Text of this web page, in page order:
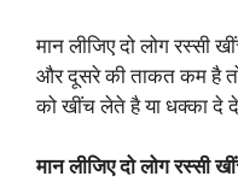
मान लीजिए दो लोग रस्सी
और दूसरे की ताकत कम है
को खींच लेते है या धक्का दे
मान लीजिए दो लोग रस्सी